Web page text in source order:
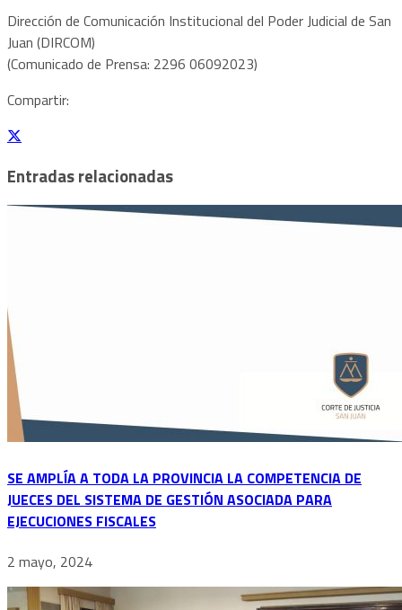
Dirección de Comunicación Institucional del Poder Judicial de San
Juan (DIRCOM)
(Comunicado de Prensa: 2296 06092023)
Compartir:
Entradas relacionadas
SE AMPLÍA A TODA LA PROVINCIA LA COMPETENCIA DE
JUECES DEL SISTEMA DE GESTIÓN ASOCIADA PARA
EJECUCIONES FISCALES
2 mayo, 2024